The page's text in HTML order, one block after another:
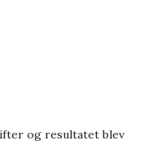
og resultatet blev